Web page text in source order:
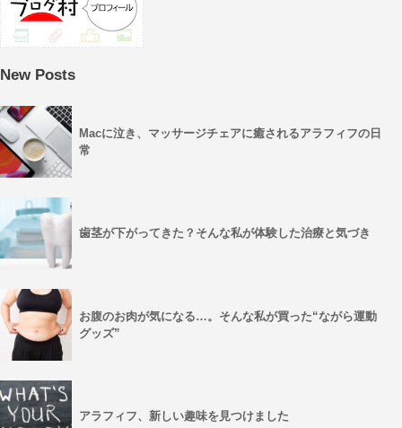
New Posts
Macに泣き、マッサージチェアに癒されるアラフィフの日
常
歯茎が下がってきた？そんな私が体験した治療と気づき
お腹のお肉が気になる…。そんな私が買った“ながら運動
グッズ”
アラフィフ、新しい趣味を見つけました